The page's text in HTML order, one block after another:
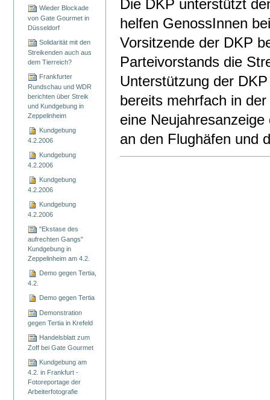
Wieder Blockade
von Gate Gourmet in
Düsseldorf
Solidarität mit den
Streikenden auch aus
dem Tierreich?
Frankfurter
Rundschau und WDR
berichten über Streik
und Kundgebung in
Zeppelinheim
Kundgebung
4.2.2006
Kundgebung
4.2.2006
Kundgebung
4.2.2006
Kundgebung
4.2.2006
"Ekstase des
aufrechten Gangs"
Kundgebung in
Zeppelinheim am 4.2.
Demo gegen Tertia,
4.2.
Demo gegen Tertia
Demonstration
gegen Tertia in Krefeld
Handelsblatt zum
Zoff bei Gate Gourmet
Kundgebung am
4.2. in Frankfurt -
Fotoreportage der
Arbeiterfotografie
Die DKP unterstützt
helfen GenossInnen
Vorsitzende der DKP
Parteivorstands die
Unterstützung der
bereits mehrfach in
eine
an den Flughäfen und